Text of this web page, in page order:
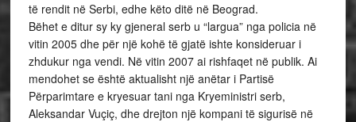
të rendit në Serbi, edhe këto ditë në Beograd.
Bëhet e ditur sy ky gjeneral serb u “largua” nga policia në
vitin 2005 dhe për një kohë të gjatë ishte konsideruar i
zhdukur nga vendi. Në vitin 2007 ai rishfaqet në publik. Ai
mendohet se është aktualisht një anëtar i Partisë
Përparimtare e kryesuar tani nga Kryeministri serb,
Aleksandar Vuçiç, dhe drejton një kompani të sigurisë në